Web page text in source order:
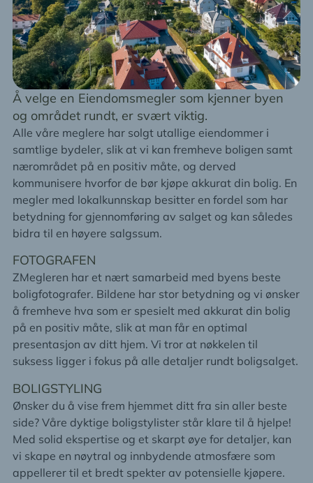
Å velge en Eiendomsmegler som kjenner byen
og området rundt, er svært viktig.
Alle våre meglere har solgt utallige eiendommer i
samtlige bydeler, slik at vi kan fremheve boligen samt
nærområdet på en positiv måte, og derved
kommunisere hvorfor de bør kjøpe akkurat din bolig. En
megler med lokalkunnskap besitter en fordel som har
betydning for gjennomføring av salget og kan således
bidra til en høyere salgssum.
FOTOGRAFEN
ZMegleren har et nært samarbeid med byens beste
boligfotografer. Bildene har stor betydning og vi ønsker
å fremheve hva som er spesielt med akkurat din bolig
på en positiv måte, slik at man får en optimal
presentasjon av ditt hjem. Vi tror at nøkkelen til
suksess ligger i fokus på alle detaljer rundt boligsalget.
BOLIGSTYLING
Ønsker du å vise frem hjemmet ditt fra sin aller beste
side? Våre dyktige boligstylister står klare til å hjelpe!
Med solid ekspertise og et skarpt øye for detaljer, kan
vi skape en nøytral og innbydende atmosfære som
appellerer til et bredt spekter av potensielle kjøpere.